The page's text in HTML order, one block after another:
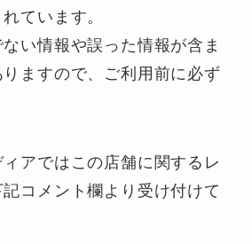
ています。
い情報や誤った情報が含ま
ますので、ご利用前に必ず
アではこの店舗に関するレ
記コメント欄 より受け付けて